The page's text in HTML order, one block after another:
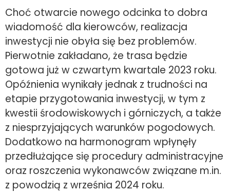
Choć otwarcie nowego odcinka to dobra
wiadomość dla kierowców, realizacja
inwestycji nie obyła się bez problemów.
Pierwotnie zakładano, że trasa będzie
gotowa już w czwartym kwartale 2023 roku.
Opóźnienia wynikały jednak z trudności na
etapie przygotowania inwestycji, w tym z
kwestii środowiskowych i górniczych, a także
z niesprzyjających warunków pogodowych.
Dodatkowo na harmonogram wpłynęły
przedłużające się procedury administracyjne
oraz roszczenia wykonawców związane m.in.
z powodzią z września 2024 roku.